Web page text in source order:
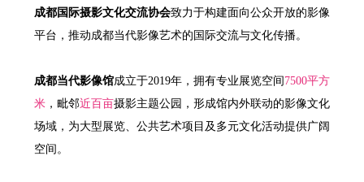
成都国际摄影文化交流协会致力于构建面向公众开放的影像
平台，推动成都当代影像艺术的国际交流与文化传播。
成都当代影像馆成立于2019年，拥有专业展览空间7500平方
米，毗邻近百亩摄影主题公园，形成馆内外联动的影像文化
场域，为大型展览、公共艺术项目及多元文化活动提供广阔
空间。